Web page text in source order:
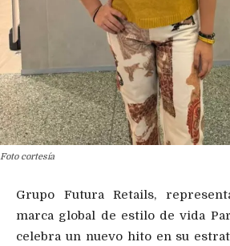
Foto cortesía
Grupo Futura Retails,
marca global de estilo de vida
celebra un nuevo hito en su